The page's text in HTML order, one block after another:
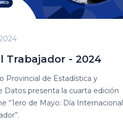
Trabajador - 2024
Provincial de Estadística y
Datos presenta la cuarta edición
“1ero de Mayo: Día Internacional